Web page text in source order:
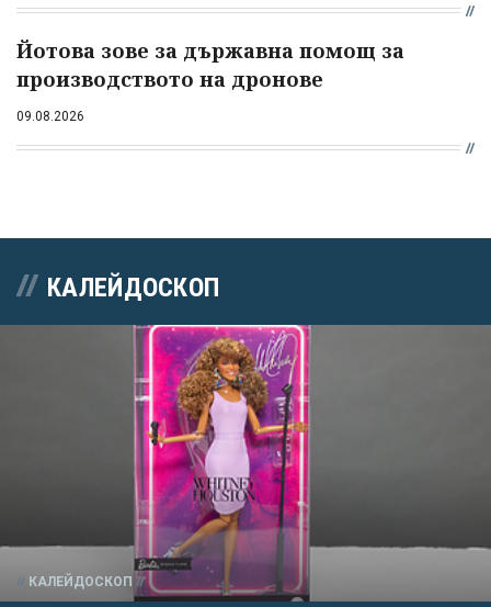
Йотова зове за държавна помощ за
производството на дронове
09.08.2026
КАЛЕЙДОСКОП
КАЛЕЙДОСКОП